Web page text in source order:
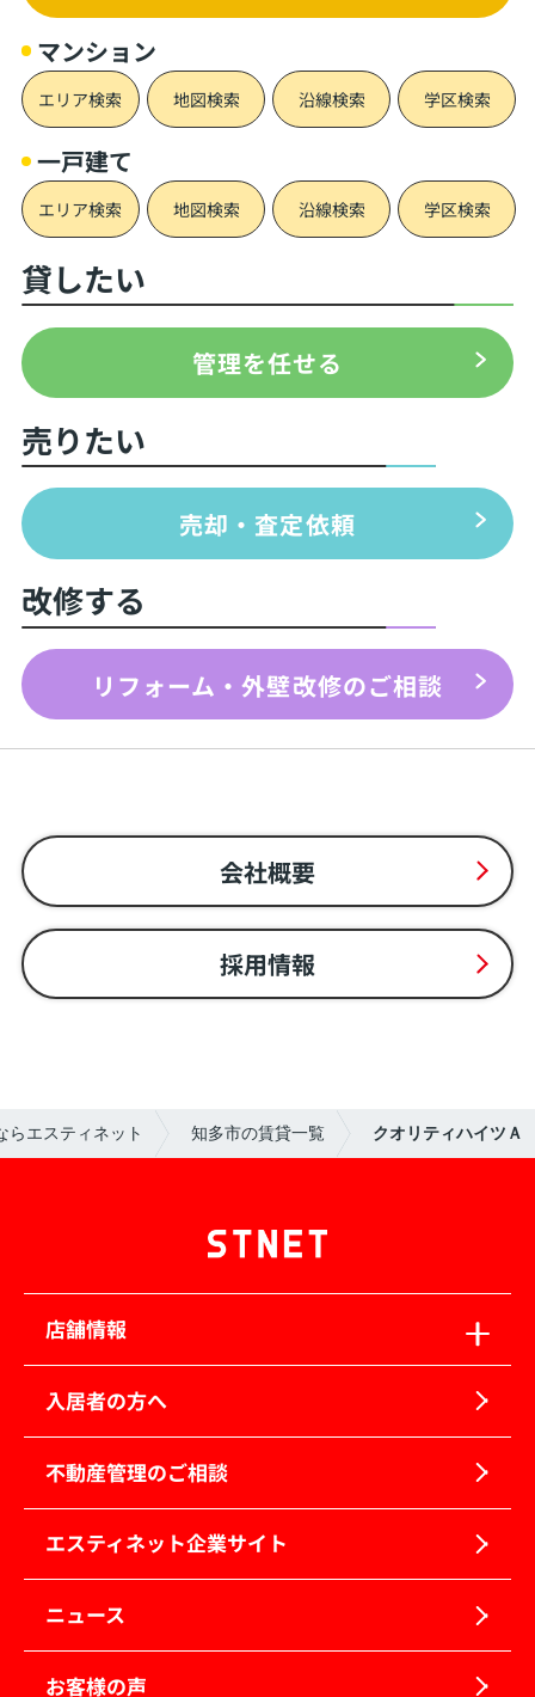
マンション
エリア検索 地図検索 沿線検索 学区検索
一戸建て
エリア検索 地図検索 沿線検索 学区検索
貸したい
管理を任せる
売りたい
売却・査定依頼
改修する
リフォーム・外壁改修のご相談
会社概要
採用情報
らエスティネット 知多市の賃貸一覧 クオリティハイツＡ
店舗情報
入居者の方へ
不動産管理のご相談
エスティネット企業サイト
ニュース
お客様の声